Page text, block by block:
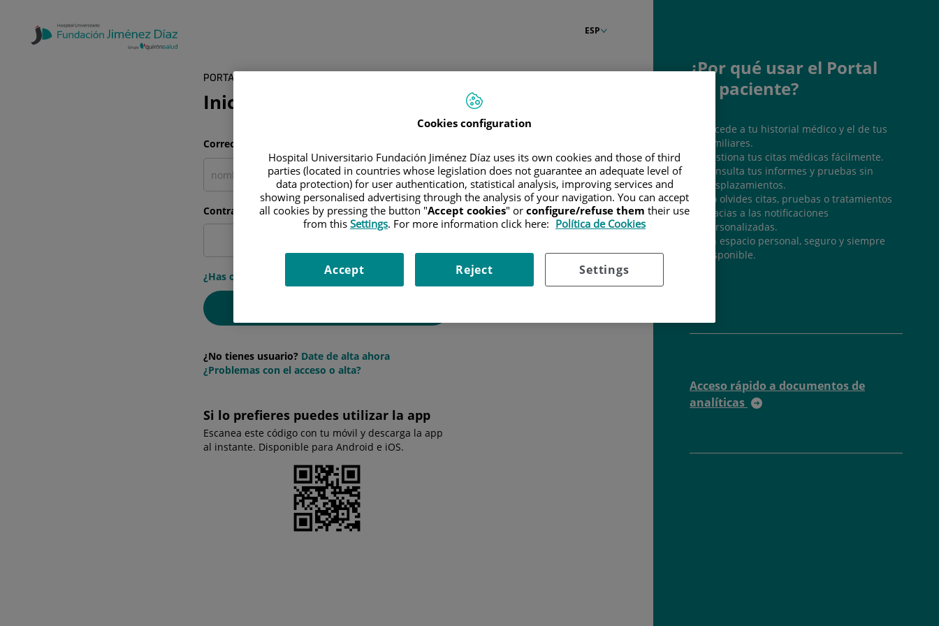
ESP
PORTAL DEL PACIENTE
Inicia sesión
Correo electrónico
Contraseña
¿Has olvidado tu contraseña?
¿No tienes usuario? Date de alta ahora
¿Problemas con el acceso o alta?
Si lo prefieres puedes utilizar la app
Escanea este código con tu móvil y descarga la app
al instante. Disponible para Android e iOS.
¿Por qué usar el Portal
del paciente?
Accede a tu historial médico y el de tus
familiares.
Gestiona tus citas médicas fácilmente.
Consulta tus informes y pruebas sin
desplazamientos.
No olvides citas, pruebas o tratamientos
gracias a las notificaciones
personalizadas.
Un espacio personal, seguro y siempre
disponible.
Acceso rápido a documentos de
analíticas
Cookies configuration
Hospital Universitario Fundación Jiménez Díaz uses its own cookies and those of third
parties (located in countries whose legislation does not guarantee an adequate level of
data protection) for user authentication, statistical analysis, improving services and
showing personalised advertising through the analysis of your navigation. You can accept
all cookies by pressing the button "Accept cookies" or configure/refuse them their use
from this Settings. For more information click here: Política de Cookies
Settings
Reject
Accept